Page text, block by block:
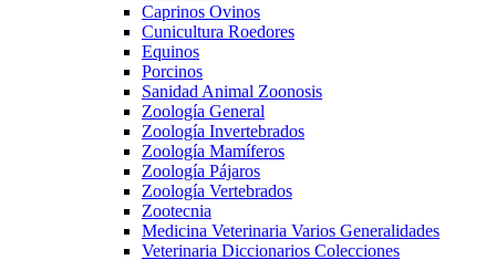
Caprinos Ovinos
Cunicultura Roedores
Equinos
Porcinos
Sanidad Animal Zoonosis
Zoología General
Zoología Invertebrados
Zoología Mamíferos
Zoología Pájaros
Zoología Vertebrados
Zootecnia
Medicina Veterinaria Varios Generalidades
Veterinaria Diccionarios Colecciones